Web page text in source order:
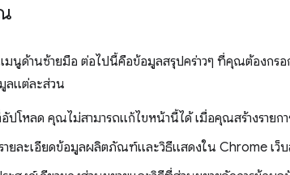
มนูด้านซ้ายมือ ต่อไปนี้คือข้อมูลสรุปคร่าวๆ ที่คุณต้องกร
ลแต่ละส่วน
โหลด คุณไม่สามารถแก้ไขหน้านี้ได้ เมื่อคุณสร้างรายกา
ายละเอียดข้อมูลผลิตภัณฑ์และวิธีแสดงใน Chrome เว็บ